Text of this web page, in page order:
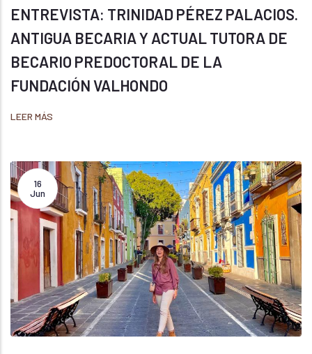
ENTREVISTA: TRINIDAD PÉREZ PALACIOS.
ANTIGUA BECARIA Y ACTUAL TUTORA DE
BECARIO PREDOCTORAL DE LA
FUNDACIÓN VALHONDO
LEER MÁS
16
Jun